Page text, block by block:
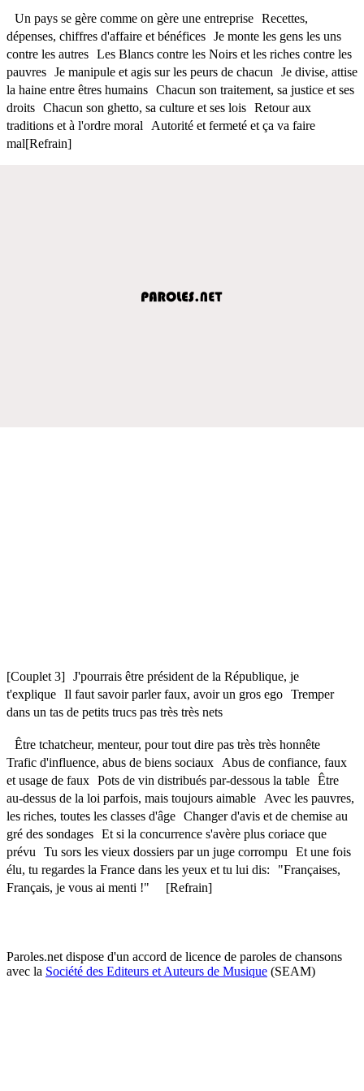
Un pays se gère comme on gère une entreprise Recettes,
dépenses, chiffres d'affaire et bénéfices Je monte les gens les uns
contre les autres Les Blancs contre les Noirs et les riches contre les
pauvres Je manipule et agis sur les peurs de chacun Je divise, attise
la haine entre êtres humains Chacun son traitement, sa justice et ses
droits Chacun son ghetto, sa culture et ses lois Retour aux
traditions et à l'ordre moral Autorité et fermeté et ça va faire
mal[Refrain]
[Couplet 3] J'pourrais être président de la République, je
t'explique Il faut savoir parler faux, avoir un gros ego Tremper
dans un tas de petits trucs pas très très nets
Être tchatcheur, menteur, pour tout dire pas très très honnête
Trafic d'influence, abus de biens sociaux Abus de confiance, faux
et usage de faux Pots de vin distribués par-dessous la table Être
au-dessus de la loi parfois, mais toujours aimable Avec les pauvres,
les riches, toutes les classes d'âge Changer d'avis et de chemise au
gré des sondages Et si la concurrence s'avère plus coriace que
prévu Tu sors les vieux dossiers par un juge corrompu Et une fois
élu, tu regardes la France dans les yeux et tu lui dis: "Françaises,
Français, je vous ai menti !" [Refrain]
Paroles.net dispose d'un accord de licence de paroles de chansons
avec la Société des Editeurs et Auteurs de Musique (SEAM)